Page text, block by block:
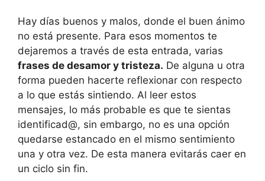
Hay días buenos y malos, donde el buen ánimo
no está presente. Para esos momentos te
dejaremos a través de esta entrada, varias
frases de desamor y tristeza. De alguna u otra
forma pueden hacerte reflexionar con respecto
a lo que estás sintiendo. Al leer estos
mensajes, lo más probable es que te sientas
identificad@, sin embargo, no es una opción
quedarse estancado en el mismo sentimiento
una y otra vez. De esta manera evitarás caer en
un ciclo sin fin.